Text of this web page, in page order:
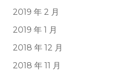
2019 年 2 月
2019 年 1 月
2018 年 12 月
2018 年 11 月